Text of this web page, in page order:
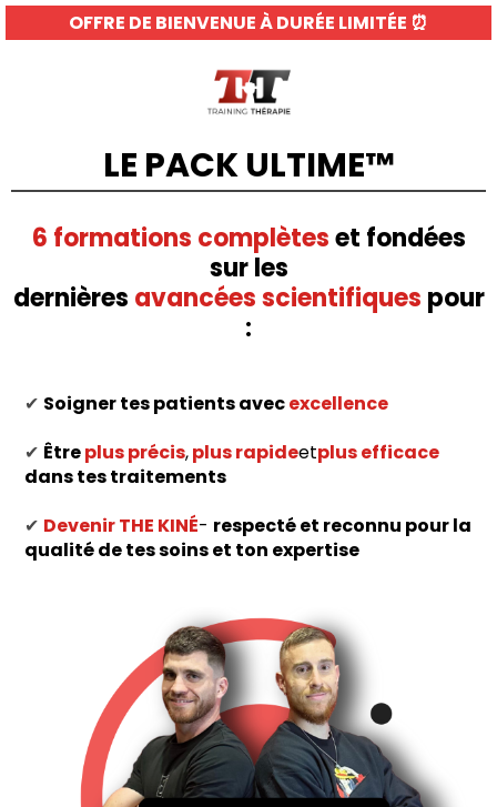
OFFRE DE BIENVENUE À DURÉE LIMITÉE ⏰
LE PACK ULTIME™️
6 formations complèteset fondées
sur les
dernières avancées scientifiques pour
:
✔ Soigner tes patients avecexcellence
✔ Êtreplus précis,plus rapideetplus efficace
dans tes traitements
✔ Devenir THE KINÉ- respecté et reconnu pour la
qualité de tes soins et ton expertise